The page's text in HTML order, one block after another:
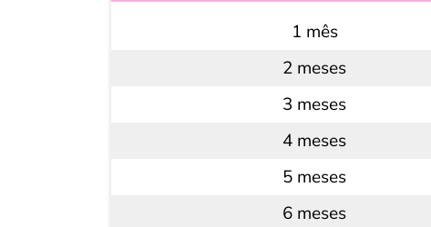
1 mês
2 meses
3 meses
4 meses
5 meses
6 meses